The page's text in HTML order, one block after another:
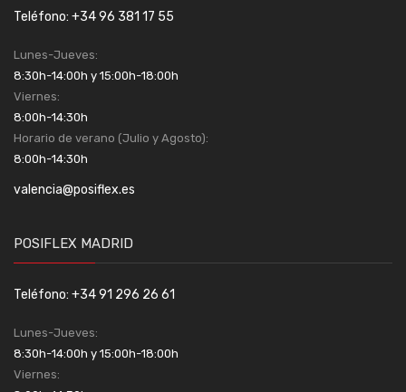
Teléfono: +34 96 381 17 55
Lunes-Jueves:
8:30h-14:00h y 15:00h-18:00h
Viernes:
8:00h-14:30h
Horario de verano (Julio y Agosto):
8:00h-14:30h
valencia@posiflex.es
POSIFLEX MADRID
Teléfono: +34 91 296 26 61
Lunes-Jueves:
8:30h-14:00h y 15:00h-18:00h
Viernes: